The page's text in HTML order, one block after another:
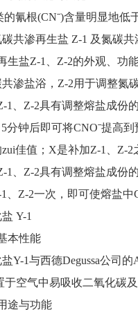
的氰根(CNˉ)含量明显地低
共渗再生盐 Z-1 及氮碳共
盐Z-1、Z-2的外观、功能
渗盐浴，Z-2用于调整氮
Z-2具有调整熔盐成份的
分钟后即可将CNOˉ提高
佳值；X是补加Z-1、Z-2
Z-2具有调整熔盐成份的
、Z-2一次，即可使熔盐中
Y-1
性能
1与西德Degussa公司的
于空气中易吸收二氧化碳
与功能